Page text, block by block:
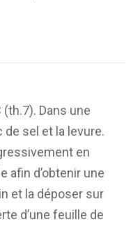
Dans une
de sel et la levure.
en
afin d’obtenir une
et la déposer sur
d’une feuille de